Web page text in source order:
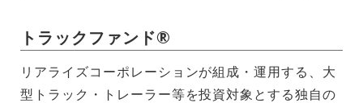
トラックファンド®
リアライズコーポレーションが組成・運用する、大
型トラック・トレーラー等を投資対象とする独自の